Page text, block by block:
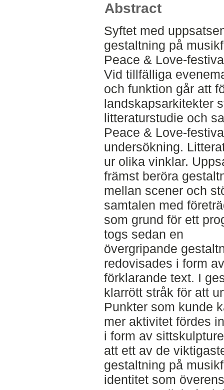
Abstract
Syftet med
gestaltning på
Peace & Love-
Vid tillfälliga
och funktion går att
landskapsarkitekter
litteraturstudie och
Peace & Love-
undersökning.
ur olika vinklar.
främst beröra
mellan scener och
samtalen med
som grund för ett
togs sedan en
övergripande
redovisades i form
förklarande text. I
klarrött stråk för att
Punkter som kunde
mer aktivitet fördes
i form av
att ett av de
gestaltning på
identitet som